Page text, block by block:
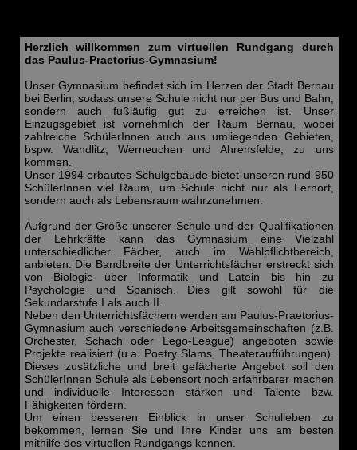
Herzlich willkommen zum virtuellen Rundgang durch
das Paulus-Praetorius-Gymnasium!
Unser Gymnasium befindet sich im Herzen der Stadt Bernau
bei Berlin, sodass unsere Schule nicht nur per Bus und Bahn,
sondern auch fußläufig gut zu erreichen ist. Unser
Einzugsgebiet ist vornehmlich der Raum Bernau, wobei
zahlreiche SchülerInnen auch aus umliegenden Gebieten,
bspw. Wandlitz, Werneuchen und Ahrensfelde, zu uns
kommen.
Unser 1994 erbautes Schulgebäude bietet unseren rund 950
SchülerInnen viel Raum, um Schule nicht nur als Lernort,
sondern auch als Lebensraum wahrzunehmen.
Aufgrund der Größe unserer Schule und der Qualifikationen
der Lehrkräfte kann das Gymnasium eine Vielzahl
unterschiedlicher Fächer, auch im Wahlpflichtbereich,
anbieten. Die Bandbreite der Unterrichtsfächer erstreckt sich
von Biologie über Informatik und Latein bis hin zu
Psychologie und Spanisch. Dies gilt sowohl für die
Sekundarstufe I als auch II.
Neben den Unterrichtsfächern werden am Paulus-Praetorius-
Gymnasium auch verschiedene Arbeitsgemeinschaften (z.B.
Orchester, Schach oder Lego-League) angeboten sowie
Projekte realisiert (u.a. Poetry Slams, Theateraufführungen).
Dieses zusätzliche und breit gefächerte Angebot soll den
SchülerInnen Schule als Lebensort noch erfahrbarer machen
und individuelle Interessen stärken und Talente bzw.
Fähigkeiten fördern.
Um einen besseren Einblick in unser Schulleben zu
bekommen, lernen Sie und Ihre Kinder uns am besten
mithilfe des virtuellen Rundgangs kennen.